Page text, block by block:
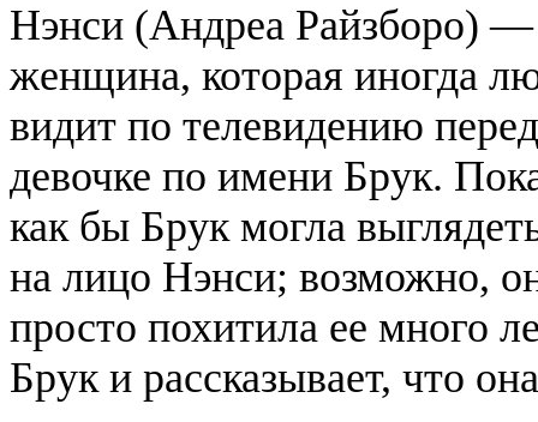
Нэнси (Андреа Райзборо)
женщина, которая иногда
видит по телевидению
девочке по имени Брук.
как бы Брук могла
на лицо Нэнси; возможно,
просто похитила ее много
Брук и рассказывает, что